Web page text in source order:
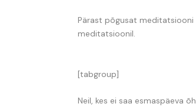
Pärast põgusat
meditatsioonil.
[tabgroup]
Neil, kes ei saa esmaspäeva